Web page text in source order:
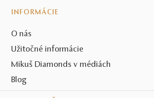
INFORMÁCIE
O nás
Užitočné informácie
Mikuš Diamonds v médiách
Blog